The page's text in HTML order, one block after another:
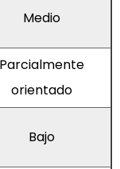
Medio
Parcialmente
orientado
Bajo